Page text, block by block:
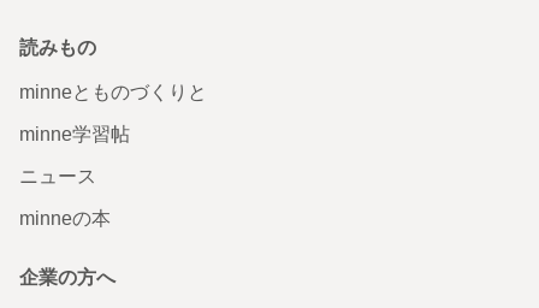
読みもの
minneとものづくりと
minne学習帖
ニュース
minneの本
企業の方へ